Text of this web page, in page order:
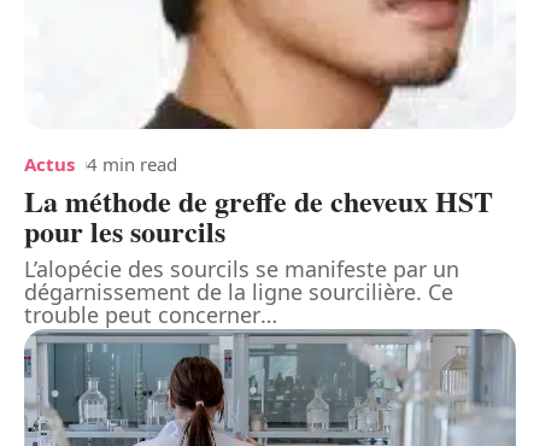
Actus 4 min read
La méthode de greffe de cheveux HST
pour les sourcils
L’alopécie des sourcils se manifeste par un
dégarnissement de la ligne sourcilière. Ce
trouble peut concerner…